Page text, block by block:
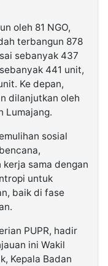
oleh 81 NGO,
terbangun 878
sebanyak 437
441 unit,
Ke depan,
dilanjutkan oleh
Lumajang.
sosial
sama dengan
untuk
baik di fase
PUPR, hadir
ini Wakil
Kepala Badan